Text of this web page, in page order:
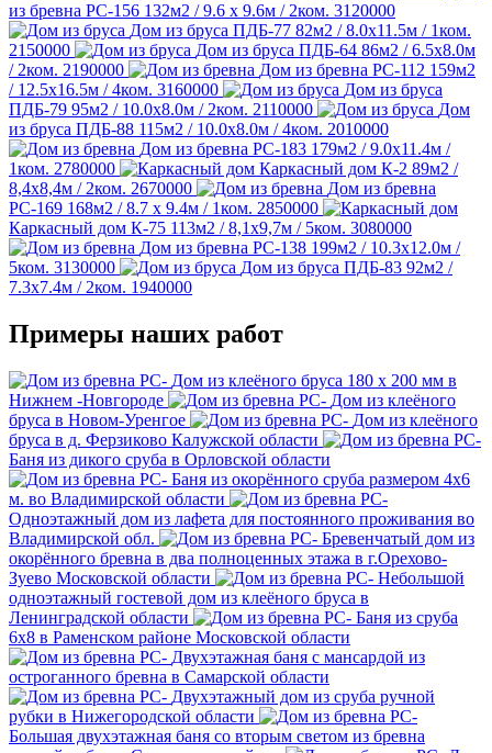
из бревна РС-156 132м2 / 9.6 х 9.6м / 2ком. 3120000
Дом из бруса ПДБ-77 82м2 / 8.0х11.5м / 1ком.
2150000
Дом из бруса ПДБ-64 86м2 / 6.5х8.0м
/ 2ком. 2190000 Дом из бревна РС-112 159м2
/ 12.5х16.5м / 4ком. 3160000
Дом из бруса
ПДБ-79 95м2 / 10.0х8.0м / 2ком. 2110000
Дом
из бруса ПДБ-88 115м2 / 10.0х8.0м / 4ком. 2010000
Дом из бревна РС-183 179м2 / 9.0х11.4м /
1ком. 2780000 Каркасный дом К-2 89м2 /
8,4х8,4м / 2ком. 2670000
Дом из бревна
РС-169 168м2 / 8.7 х 9.4м / 1ком. 2850000
Каркасный дом К-75 113м2 / 8,1х9,7м / 5ком. 3080000
Дом из бревна РС-138 199м2 / 10.3х12.0м /
5ком. 3130000 Дом из бруса ПДБ-83 92м2 /
7.3х7.4м / 2ком. 1940000
Примеры наших работ
Дом из клеёного бруса 180 х 200 мм в
Нижнем -Новгороде
Дом из клеёного
бруса в Новом-Уренгое
Дом из клеёного
бруса в д. Ферзиково Калужской области
Баня из дикого сруба в Орловской области
Баня из окорённого сруба размером 4х6
м. во Владимирской области
Одноэтажный дом из лафета для постоянного проживания во
Владимирской обл.
Бревенчатый дом из
окорённого бревна в два полноценных этажа в г.Орехово-
Зуево Московской области
Небольшой
одноэтажный гостевой дом из клеёного бруса в
Ленинградской области
Баня из сруба
6х8 в Раменском районе Московской области
Двухэтажная баня с мансардой из
остроганного бревна в Самарской области
Двухэтажный дом из сруба ручной
рубки в Нижегородской области
Большая двухэтажная баня со вторым светом из бревна